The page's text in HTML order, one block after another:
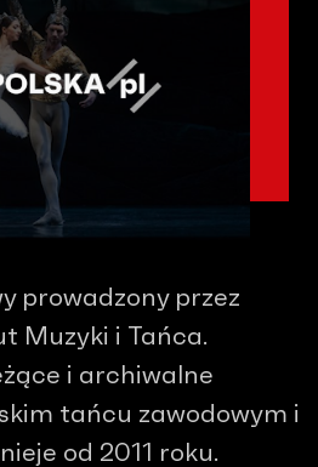
prowadzony przez
Muzyki i Tańca.
i archiwalne
tańcu zawodowym i
od 2011 roku.